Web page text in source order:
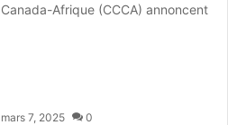
Afrique (CCCA) annoncent
mars 7, 2025 0